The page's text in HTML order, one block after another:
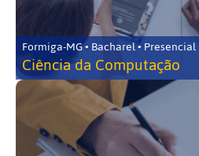
Formiga-MG • Bacharel • Presencial
Ciência da Computação